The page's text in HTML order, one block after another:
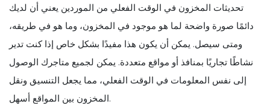
تحديثات المخزون في الوقت الفعلي من الموردين يعني أن لديك
دائمًا صورة واضحة لما هو موجود في المخزون، وما هو في طريقه،
ومتى سيصل. يمكن أن يكون هذا مفيدًا بشكل خاص إذا كنت تدير
نشاطًا تجاريًا بمنافذ أو مواقع متعددة. يمكن لجميع متاجرك الوصول
إلى نفس المعلومات في الوقت الفعلي، مما يجعل التنسيق ونقل
المخزون بين المواقع أسهل.